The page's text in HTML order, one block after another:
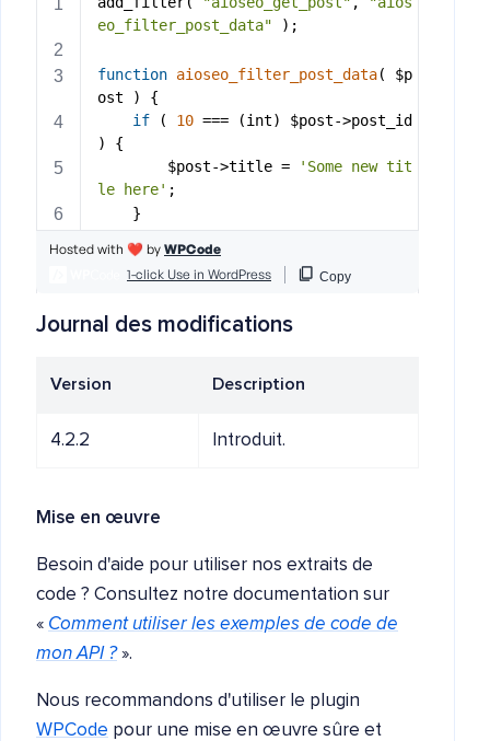
Journal des modifications
Version Description
4.2.2 Introduit.
Mise en œuvre
Besoin d'aide pour utiliser nos extraits de
code ? Consultez notre documentation sur
« Comment utiliser les exemples de code de
mon API ?».
Nous recommandons d'utiliser le plugin
WPCode pour une mise en œuvre sûre et